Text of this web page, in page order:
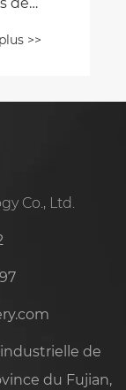
que
>>
Co., Ltd.
industrielle de
du Fujian,